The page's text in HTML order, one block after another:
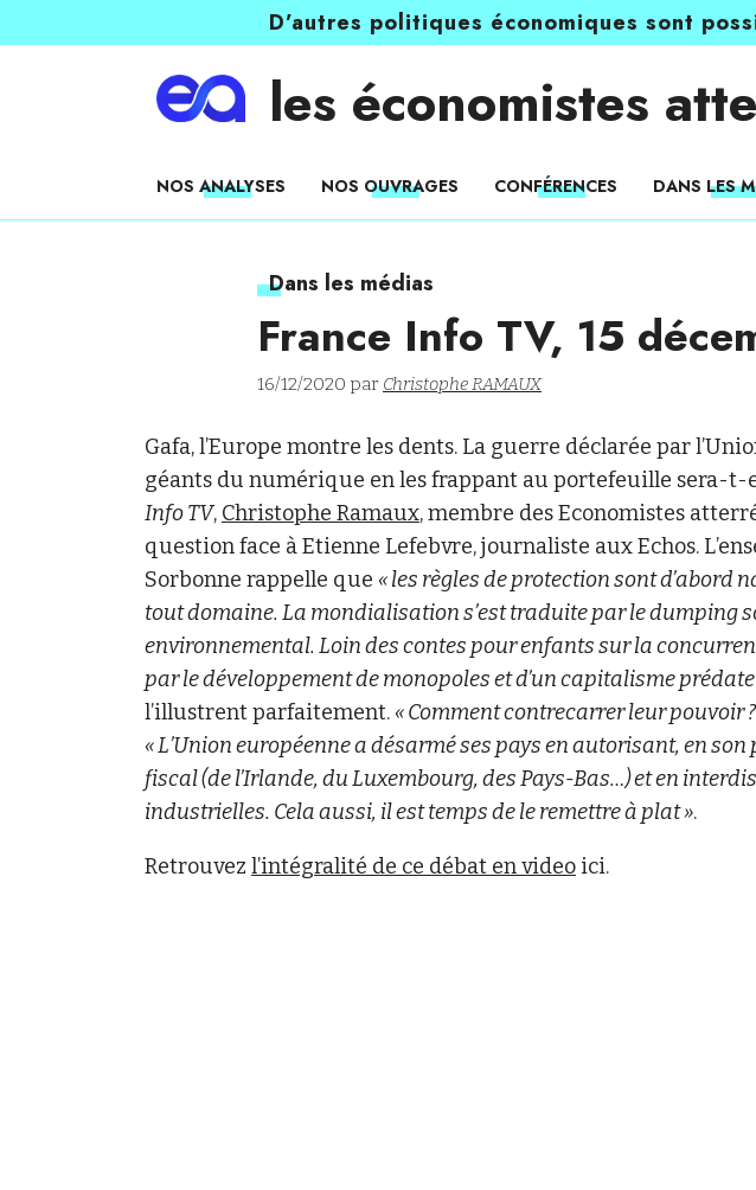
D’autres politiques économiques sont
les économistes
NOS ANALYSES NOS OUVRAGES CONFÉRENCES DANS LES
Dans les médias
France Info TV, 15
16/12/2020 par Christophe RAMAUX
Gafa, l’Europe montre les dents. La guerre déclarée par
géants du numérique en les frappant au portefeuille sera-t-
Info TV, Christophe Ramaux, membre des Economistes
question face à Etienne Lefebvre, journaliste aux Echos.
Sorbonne rappelle que « les règles de protection sont d’abord
tout domaine. La mondialisation s’est traduite par le dumping
environnemental. Loin des contes pour enfants sur la
par le développement de monopoles et d’un capitalisme
l’illustrent parfaitement. « Comment contrecarrer leur pouvoir
« L’Union européenne a désarmé ses pays en autorisant, en
fiscal (de l’Irlande, du Luxembourg, des Pays-Bas…) et en
industrielles. Cela aussi, il est temps de le remettre à plat ».
Retrouvez l’intégralité de ce débat en video ici.